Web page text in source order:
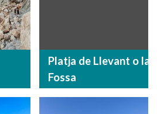
Platja de Llevant o la
Fossa